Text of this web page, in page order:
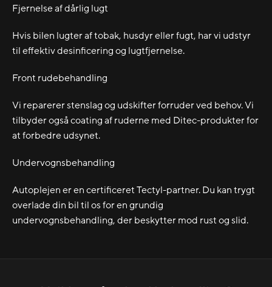
Fjernelse af dårlig lugt
Hvis bilen lugter af tobak, husdyr eller fugt, har vi udstyr
til effektiv desinficering og lugtfjernelse.
Front rudebehandling
Vi reparerer stenslag og udskifter forruder ved behov. Vi
tilbyder også coating af ruderne med Ditec-produkter for
at forbedre udsynet.
Undervognsbehandling
Autoplejen er en certificeret Tectyl-partner. Du kan trygt
overlade din bil til os for en grundig
undervognsbehandling, der beskytter mod rust og slid.